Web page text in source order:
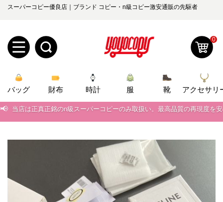
スーパーコピー優良店｜ブランド コピー・n級コピー激安通販の先駆者
規
ユ
ー
ロ
グ
yoyocopys@gmail.com
0
バッグ 財布 時計 服 靴
アクセサリ
当店は正真正銘のn級スーパーコピーのみ取扱い。最高品質の再現度を
📢 2026春の新作続々更新中！期間中のご注文でお得な割引をご利用いただ
新作入荷！ルイ・ヴィトンスーパーコピー バッグ最新モデルが登場。